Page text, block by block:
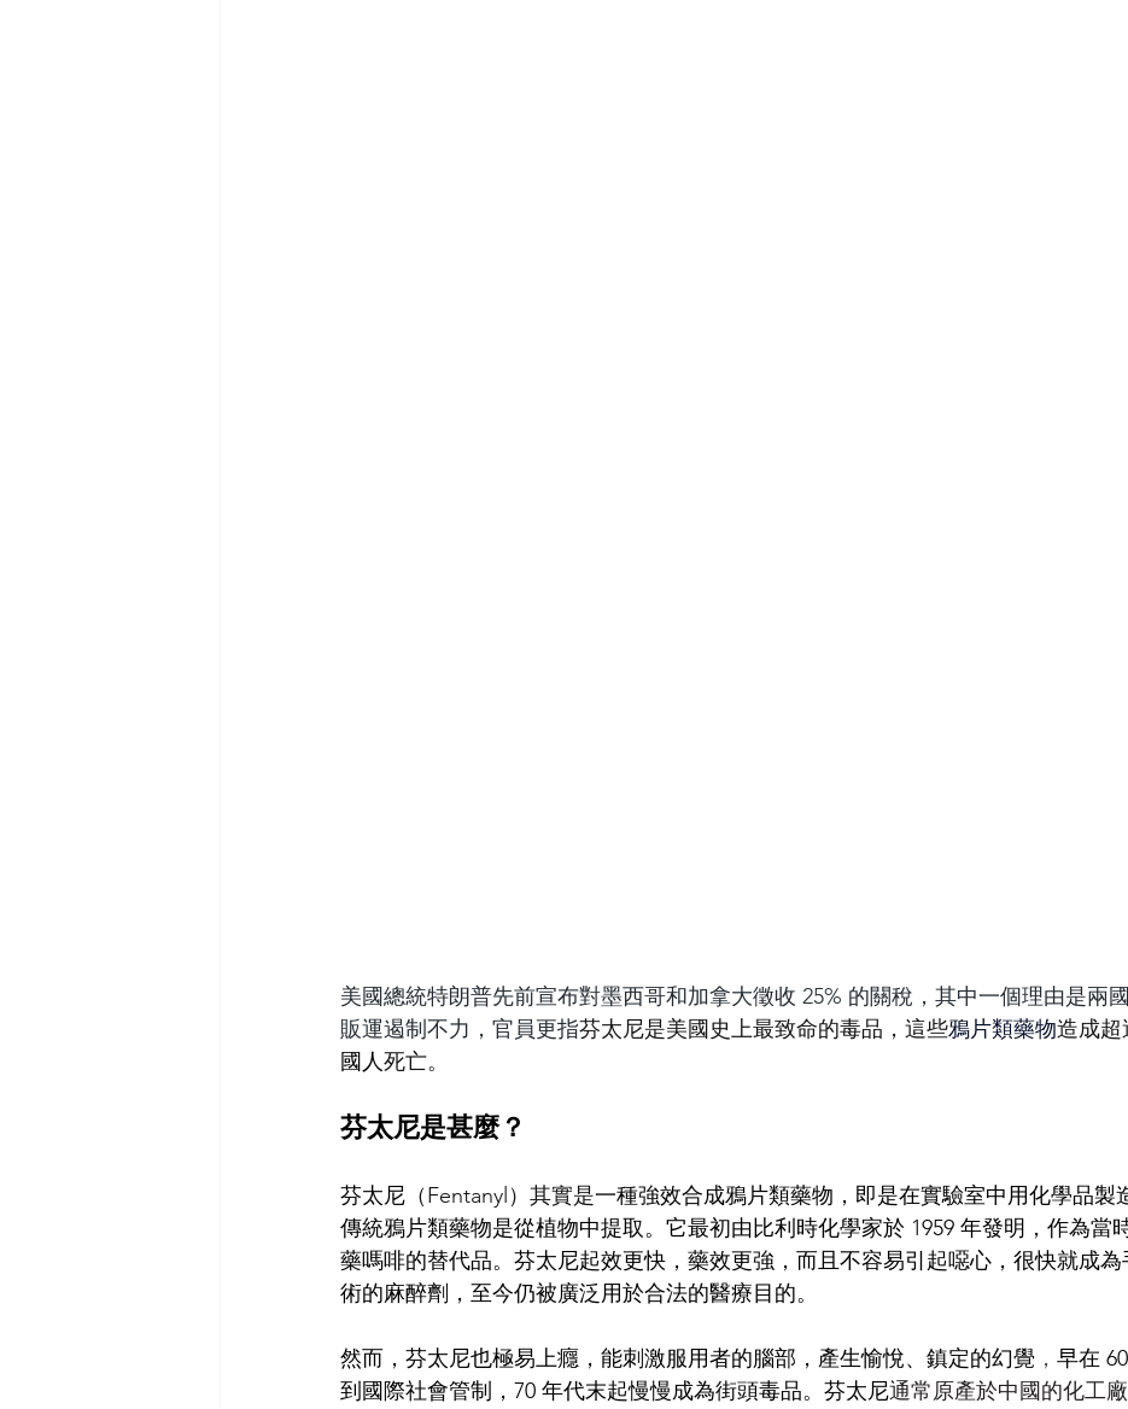
美國總統特朗普先前宣布對墨西哥和加拿大徵收 25% 的關稅，其中一個理由是兩
販運遏制不力，官員更指芬太尼是美國史上最致命的毒品，這些鴉片類藥物造成超
國人死亡。
芬太尼是甚麼？
芬太尼 （Fentanyl）其實是一種強效合成鴉片類藥物，即是在實驗室中用化學品製
傳統鴉片類藥物是從植物中提取。它最初由比利時化學家於 1959 年發明， 作為當
藥嗎啡的替代品。芬太尼起效更快，藥效更強，而且不容易引起噁心，很快就成
術的麻醉劑，至今仍被廣泛用於合法的醫療目的。
然而，芬太尼也極易上癮，能刺激服用者的腦部，產生愉悅、鎮定的幻覺 ， 早在
到國際社會管制，70 年代末起慢慢成為街頭毒品。芬太尼通常原產於中國的化工廠